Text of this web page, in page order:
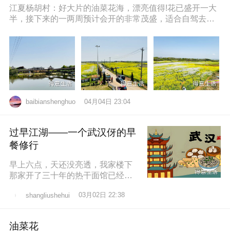
江夏杨胡村：好大片的油菜花海，漂亮值得!花已盛开一大
半，接下来的一两周预计会开的非常茂盛，适合自驾去拍
baibianshenghuo 04月04日 23:04
过早江湖——一个武汉伢的早
餐修行
早上六点，天还没亮透，我家楼下
那家开了三十年的热干面馆已经排
速快得像弹钢琴。一勺芝麻酱、半
shangliushehui 03月02日 22:38
油菜花